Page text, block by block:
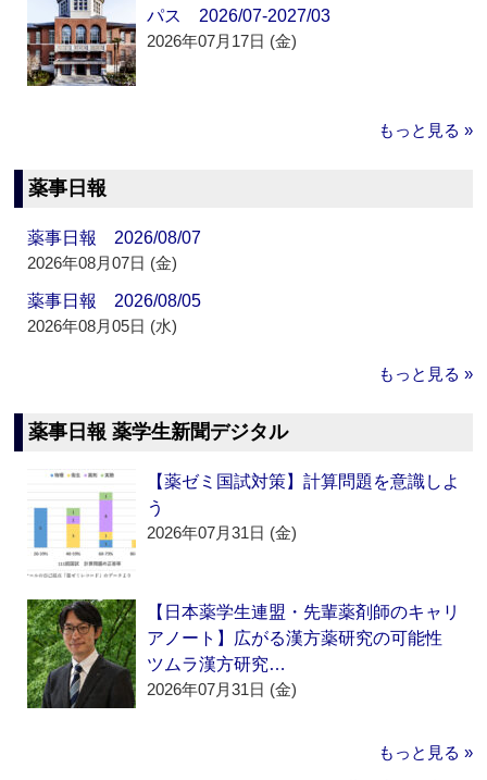
パス 2026/07-2027/03
2026年07月17日 (金)
もっと見る »
薬事日報
薬事日報 2026/08/07
2026年08月07日 (金)
薬事日報 2026/08/05
2026年08月05日 (水)
もっと見る »
薬事日報 薬学生新聞デジタル
【薬ゼミ国試対策】計算問題を意識しよ
う
2026年07月31日 (金)
【日本薬学生連盟・先輩薬剤師のキャリ
アノート】広がる漢方薬研究の可能性
ツムラ漢方研究…
2026年07月31日 (金)
もっと見る »